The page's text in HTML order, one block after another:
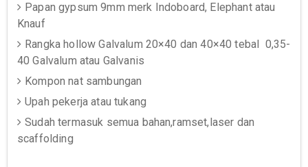
Papan gypsum 9mm merk Indoboard, Elephant atau
Knauf
Rangka hollow Galvalum 20×40 dan 40×40 tebal 0,35-
40 Galvalum atau Galvanis
Kompon nat sambungan
Upah pekerja atau tukang
Sudah termasuk semua bahan,ramset,laser dan
scaffolding